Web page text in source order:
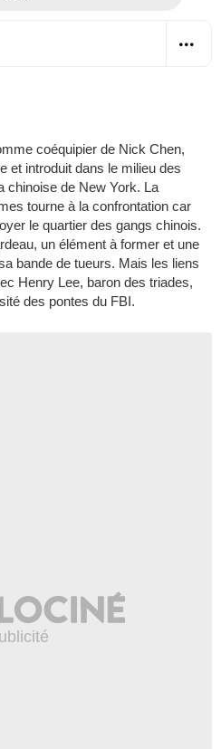
coéquipier de Nick Chen,
et introduit dans le milieu des
chinoise de New York. La
tourne à la confrontation car
le quartier des gangs chinois.
un élément à former et une
bande de tueurs. Mais les liens
Henry Lee, baron des triades,
des pontes du FBI.